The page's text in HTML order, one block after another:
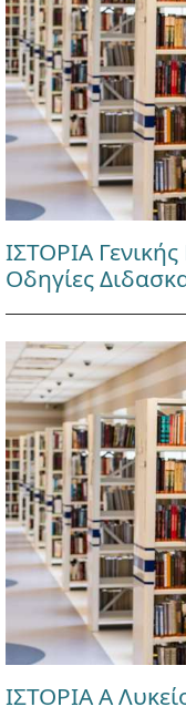
ΙΣΤΟΡΙΑ
Οδηγίες
ΙΣΤΟΡΙΑ Α